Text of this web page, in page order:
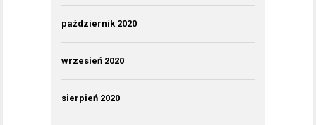
październik 2020
wrzesień 2020
sierpień 2020